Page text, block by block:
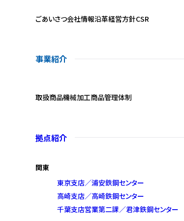
ごあいさつ会社情報沿革経営方針CSR
事業紹介
取扱商品機械加工商品管理体制
拠点紹介
関東
東京支店／浦安鉄鋼センター
高崎支店／高崎鉄鋼センター
千葉支店営業第二課／君津鉄鋼センター